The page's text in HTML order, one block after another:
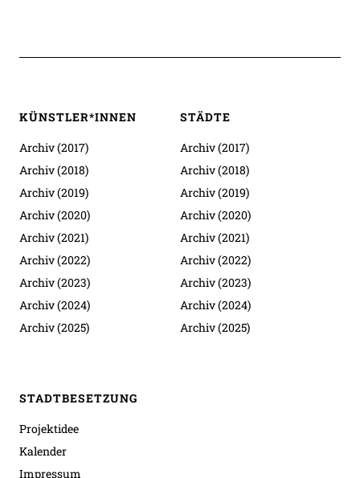
KÜNSTLER*INNEN
Archiv (2017)
Archiv (2018)
Archiv (2019)
Archiv (2020)
Archiv (2021)
Archiv (2022)
Archiv (2023)
Archiv (2024)
Archiv (2025)
STÄDTE
Archiv (2017)
Archiv (2018)
Archiv (2019)
Archiv (2020)
Archiv (2021)
Archiv (2022)
Archiv (2023)
Archiv (2024)
Archiv (2025)
STADTBESETZUNG
Projektidee
Kalender
Impressum